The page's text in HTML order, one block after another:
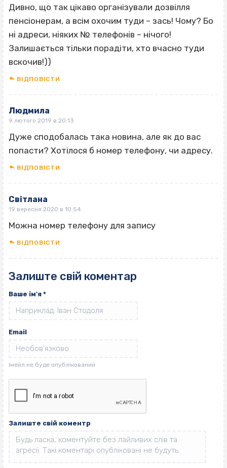
Дивно, що так цікаво організували дозвілля
пенсіонерам, а всім охочим туди – зась! Чому? Бо
ні адреси, ніяких № телефонів – нічого!
Залишається тільки порадіти, хто вчасно туди
вскочив!))
ВІДПОВІCТИ
Людмила
9 лютого 2019 в 20:13
Дуже сподобалась така новина, але як до вас
попасти? Хотілося б номер телефону, чи адресу.
ВІДПОВІCТИ
Світлана
19 вересня 2020 в 10:54
Можна номер телефону для запису
ВІДПОВІCТИ
Залиште свій коментар
Ваше ім'я *
Email
Залиште свій коментр